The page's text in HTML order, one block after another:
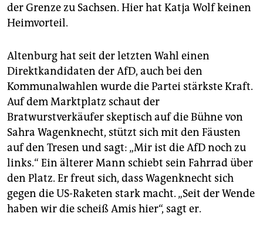
der Grenze zu Sachsen. Hier hat Katja Wolf keinen
Heimvorteil.
Altenburg hat seit der letzten Wahl einen
Direktkandidaten der AfD, auch bei den
Kommunalwahlen wurde die Partei stärkste Kraft.
Auf dem Marktplatz schaut der
Bratwurstverkäufer skeptisch auf die Bühne von
Sahra Wagenknecht, stützt sich mit den Fäusten
auf den Tresen und sagt: „Mir ist die AfD noch zu
links.“ Ein älterer Mann schiebt sein Fahrrad über
den Platz. Er freut sich, dass Wagenknecht sich
gegen die US-Raketen stark macht. „Seit der Wende
haben wir die scheiß Amis hier“, sagt er.